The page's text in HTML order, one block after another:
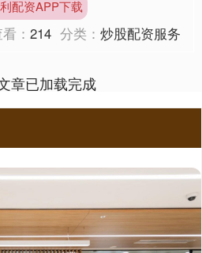
展改革委、国务院妇....
配资APP下载
：214 分类：炒股配资服务
章已加载完成